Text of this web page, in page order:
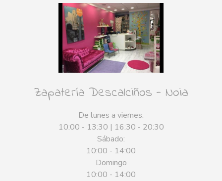
Zapatería Descalciños - Noia
De lunes a viernes:
10:00 - 13:30 | 16:30 - 20:30
Sábado:
10:00 - 14:00
Domingo
10:00 - 14:00